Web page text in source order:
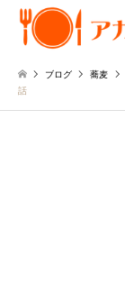
ブログ 蕎麦
話